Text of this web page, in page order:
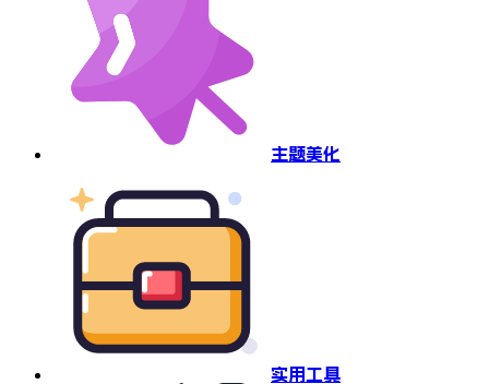
主题美化
实用工具